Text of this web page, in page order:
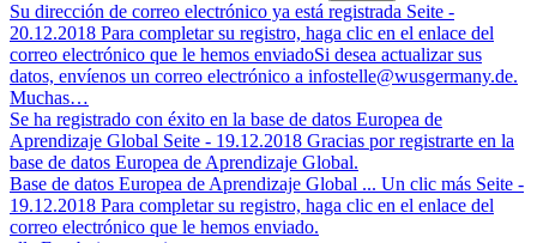
Su dirección de correo electrónico ya está registrada Seite -
20.12.2018 Para completar su registro, haga clic en el enlace del
correo electrónico que le hemos enviadoSi desea actualizar sus
datos, envíenos un correo electrónico a infostelle@wusgermany.de.
Muchas…
Se ha registrado con éxito en la base de datos Europea de
Aprendizaje Global Seite - 19.12.2018 Gracias por registrarte en la
base de datos Europea de Aprendizaje Global.
Base de datos Europea de Aprendizaje Global ... Un clic más Seite -
19.12.2018 Para completar su registro, haga clic en el enlace del
correo electrónico que le hemos enviado.